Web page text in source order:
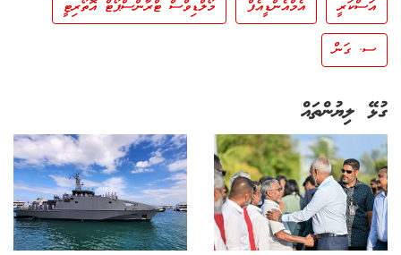
އަސްކަރީ
އެމްއެންޑީއެފް
މޯލްޑިވްސް ޓްރާންސްޕޯޓް އޮތޯރިޓީ
ސ. ގަން
ގުޅޭ ލިޔުންތައް